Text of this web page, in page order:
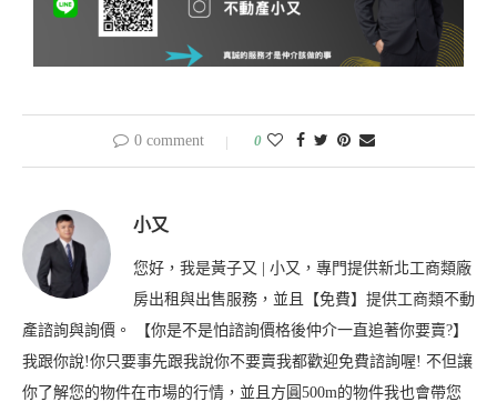
0 comment 0
小又
您好，我是黃子又 | 小又，專門提供新北工商類廠
房出租與出售服務，並且【免費】提供工商類不動
產諮詢與詢價。 【你是不是怕諮詢價格後仲介一直追著你要賣?】
我跟你說!你只要事先跟我說你不要賣我都歡迎免費諮詢喔! 不但讓
你了解您的物件在市場的行情，並且方圓500m的物件我也會帶您